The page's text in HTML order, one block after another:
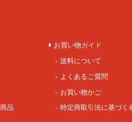
品
お買い物ガイド
送料について
よくあるご質問
お買い物かご
特定商取引法に基づく